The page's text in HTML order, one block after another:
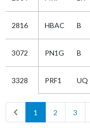
2816 HBAC B
3072 PN1G B
3328 PRF1 UQ
chevron_left 1 2 3